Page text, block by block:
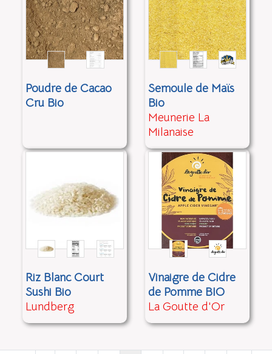
Poudre de Cacao
Cru Bio
Semoule de Maïs
Bio
Meunerie La
Milanaise
Riz Blanc Court
Sushi Bio
Lundberg
Vinaigre de Cidre
de Pomme BIO
La Goutte d'Or